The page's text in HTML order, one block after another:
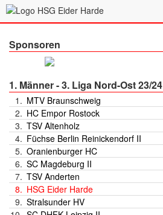
Sponsoren
1. Männer - 3. Liga Nord-Ost 23/24
1. MTV Braunschweig
2. HC Empor Rostock
3. TSV Altenholz
4. Füchse Berlin Reinickendorf II
5. Oranienburger HC
6. SC Magdeburg II
7. TSV Anderten
8. HSG Eider Harde
9. Stralsunder HV